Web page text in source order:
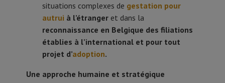
situations complexes de gestation pour
autrui à l’étranger et dans la
reconnaissance en Belgique des filiations
établies à l’international et pour tout
projet d’adoption.
Une approche humaine et stratégique